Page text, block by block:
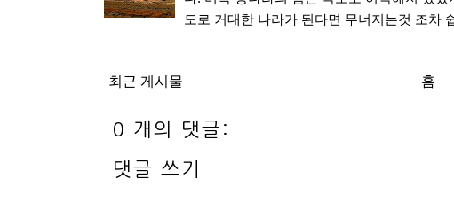
도로 거대한 나라가 된다면 무너지는것 조차
최근 게시물 홈
0 개의 댓글:
댓글 쓰기